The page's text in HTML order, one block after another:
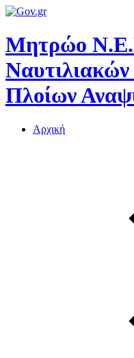
Μητρώο
Ναυτιλιακών
Πλοίων
Αρχική